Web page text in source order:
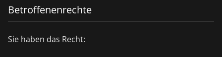
Betroffenenrechte
Sie haben das Recht: